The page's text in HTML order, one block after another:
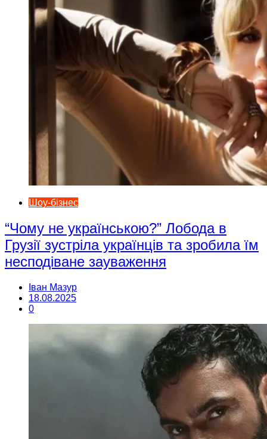
Шоу-бізнес
“Чому не українською?” Лобода в
Грузії зустріла українців та зробила їм
несподіване зауваження
Іван Мазур
18.08.2025
0